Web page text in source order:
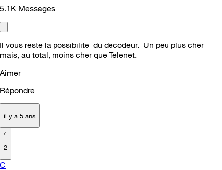
5.1K Messages
Il vous reste la possibilité du décodeur. Un peu plus cher
mais, au total, moins cher que Telenet.
Aimer
Répondre
il y a 5 ans
2
C